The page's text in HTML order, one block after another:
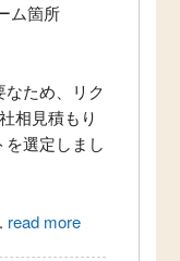
ム箇所
ため、リク
相見積もり
を選定しまし
read more